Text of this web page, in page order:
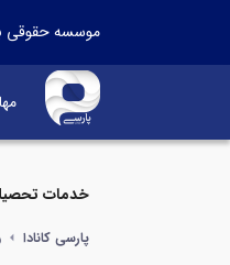
موسسه حقوقی
خدمات
پارسی کانادا